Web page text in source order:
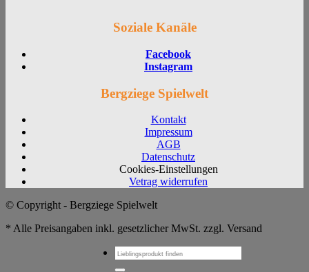
Soziale Kanäle
Facebook
Instagram
Bergziege Spielwelt
Kontakt
Impressum
AGB
Datenschutz
Cookies-Einstellungen
Vetrag widerrufen
© Copyright - Bergziege Spielwelt
* Alle Preisangaben inkl. gesetzlicher MwSt. zzgl. Versand
Suchen